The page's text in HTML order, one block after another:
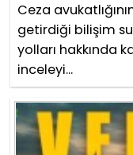
Ceza
getirdiği bilişim
yolları hakkında
inceleyi...